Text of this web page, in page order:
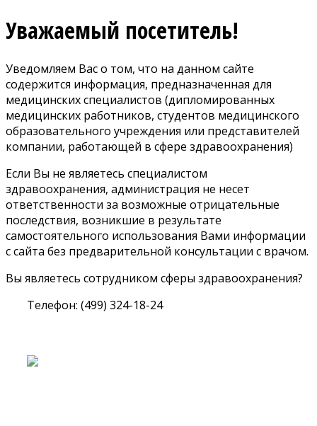
Уважаемый посетитель!
Уведомляем Вас о том, что на данном сайте
содержится информация, предназначенная для
медицинских специалистов (дипломированных
медицинских работников, студентов медицинского
образовательного учреждения или представителей
компании, работающей в сфере здравоохранения)
Если Вы не являетесь специалистом
здравоохранения, администрация не несет
ответственности за возможные отрицательные
последствия, возникшие в результате
самостоятельного использования Вами информации
с сайта без предварительной консультации с врачом.
Вы являетесь сотрудником сферы здравоохранения?
Телефон: (499) 324-18-24